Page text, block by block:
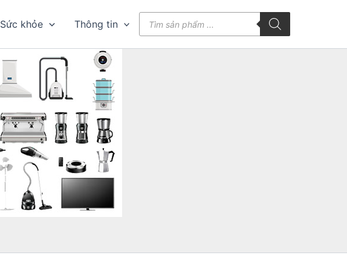
Sức khỏe Thông tin
kiếm